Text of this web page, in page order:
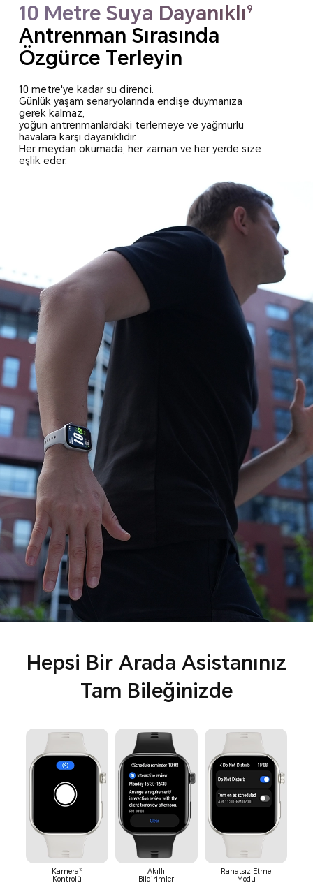
10 Metre Suya Dayanıklı9
Antrenman Sırasında
Özgürce Terleyin
10 metre'ye kadar su direnci.
Günlük yaşam senaryolarında endişe duymanıza
gerek kalmaz,
yoğun antrenmanlardaki terlemeye ve yağmurlu
havalara karşı dayanıklıdır.
Her meydan okumada, her zaman ve her yerde size
eşlik eder.
Hepsi Bir Arada Asistanınız
Tam Bileğinizde
Kamera10
Kontrolü
Akıllı
Bildirimler
Rahatsız Etme
Modu